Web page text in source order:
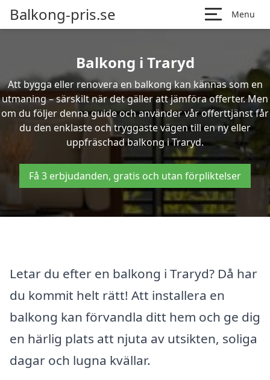
Balkong-pris.se Menu
Balkong i Traryd
Att bygga eller renovera en balkong kan kännas som en
utmaning – särskilt när det gäller att jämföra offerter. Men
om du följer denna guide och använder vår offerttjänst får
du den enklaste och tryggaste vägen till en ny eller
uppfräschad balkong i Traryd.
Få 3 erbjudanden, gratis och utan förpliktelser
Letar du efter en balkong i Traryd? Då har
du kommit helt rätt! Att installera en
balkong kan förvandla ditt hem och ge dig
en härlig plats att njuta av utsikten, soliga
dagar och lugna kvällar.